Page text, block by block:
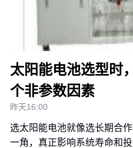
太阳能电池选型时
个非参数因素
昨天16:00
选太阳能电池就像选长期合
一角，真正影响系统寿命和